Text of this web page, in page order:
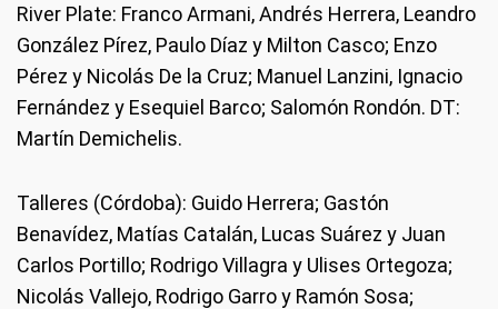
River Plate: Franco Armani, Andrés Herrera, Leandro
González Pírez, Paulo Díaz y Milton Casco; Enzo
Pérez y Nicolás De la Cruz; Manuel Lanzini, Ignacio
Fernández y Esequiel Barco; Salomón Rondón. DT:
Martín Demichelis.
Talleres (Córdoba): Guido Herrera; Gastón
Benavídez, Matías Catalán, Lucas Suárez y Juan
Carlos Portillo; Rodrigo Villagra y Ulises Ortegoza;
Nicolás Vallejo, Rodrigo Garro y Ramón Sosa;